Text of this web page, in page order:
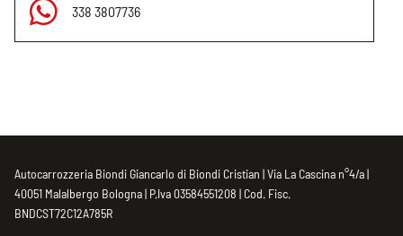
338 3807736
Autocarrozzeria Biondi Giancarlo di Biondi Cristian | Via La Cascina n°4/a |
40051 Malalbergo Bologna | P.Iva 03584551208 | Cod. Fisc.
BNDCST72C12A785R